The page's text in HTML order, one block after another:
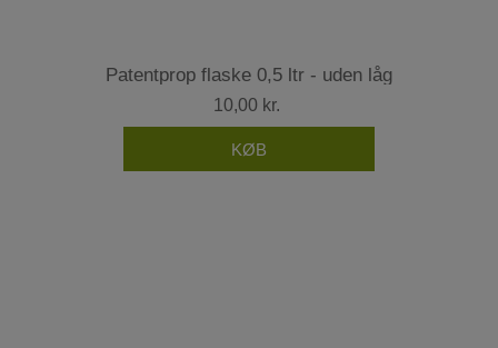
Patentprop flaske 0,5 ltr - uden låg
10,00 kr.